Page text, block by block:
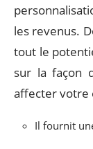
les revenus.
tout le
sur la façon
affecter votre
Il fournit